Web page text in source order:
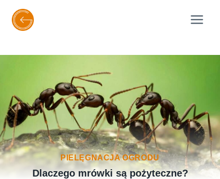
treści
PIELĘGNACJA OGRODU
Dlaczego mrówki są pożyteczne?